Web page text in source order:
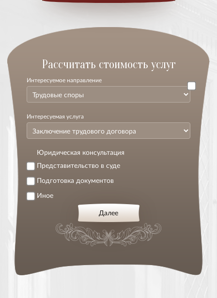
Расcчитать стоимость услуг
Интересуемое направление
Интересуемая услуга
Юридическая консультация
Представительство в суде
Подготовка документов
Иное
Далее